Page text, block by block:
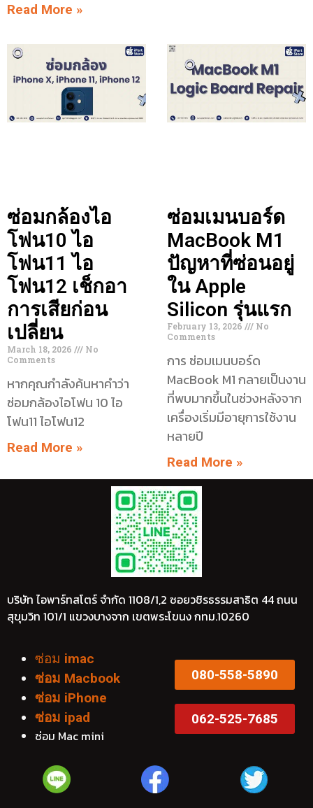
Read More »
ซ่อมกล้องไอ
โฟน10 ไอ
โฟน11 ไอ
โฟน12 เช็กอา
การเสียก่อน
เปลี่ยน
March 18, 2026
No
Comments
หากคุณกำลังค้นหาคำว่า
ซ่อมกล้องไอโฟน 10 ไอ
โฟน11 ไอโฟน12
Read More »
ซ่อมเมนบอร์ด
MacBook M1
ปัญหาที่ซ่อนอยู่
ใน Apple
Silicon รุ่นแรก
February 13, 2026
No
Comments
การ ซ่อมเมนบอร์ด
MacBook M1 กลายเป็นงาน
ที่พบมากขึ้นในช่วงหลังจาก
เครื่องเริ่มมีอายุการใช้งาน
หลายปี
Read More »
บริษัท ไอพาร์ทสโตร์ จำกัด 1108/1,2 ซอยวชิรธรรมสาธิต 44 ถนน
สุขุมวิท 101/1 แขวงบางจาก เขตพระโขนง กทม.10260
ซ่อม imac
ซ่อม Macbook
ซ่อม iPhone
ซ่อม ipad
ซ่อม Mac mini
080-558-5890
062-525-7685